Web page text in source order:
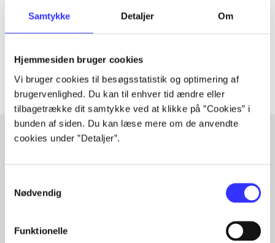
Samtykke Detaljer Om
Hjemmesiden bruger cookies
Vi bruger cookies til besøgsstatistik og optimering af
brugervenlighed. Du kan til enhver tid ændre eller
tilbagetrække dit samtykke ved at klikke på ”Cookies” i
bunden af siden. Du kan læse mere om de anvendte
cookies under ”Detaljer”.
Nødvendig
Funktionelle
lorem ipsum dolor sit amet ...
Tidsskrift
Artiklerne i handler ofte om